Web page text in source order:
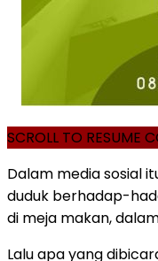
SCROLL TO RESUME
Dalam media sosial
duduk berhadap-
di meja makan,
Lalu apa yang